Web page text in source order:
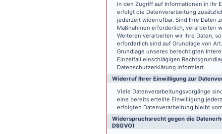
in den Zugriff auf Informationen in Ihr
erfolgt die Datenverarbeitung
jederzeit widerrufbar. Sind Ihre Daten
Maßnahmen erforderlich, verarbeiten
Weiteren verarbeiten wir Ihre Daten,
erforderlich sind auf Grundlage von
Grundlage unseres berechtigten
Einzelfall einschlägigen
Datenschutzerklärung informiert.
Widerruf Ihrer Einwilligung zur
Viele Datenverarbeitungsvorgänge
eine bereits erteilte Einwilligung
erfolgten Datenverarbeitung bleibt
Widerspruchsrecht gegen die
DSGVO)